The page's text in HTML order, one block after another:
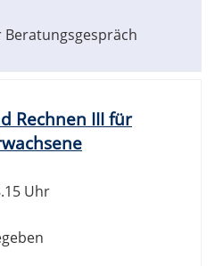
Rechnen III für
Uhr